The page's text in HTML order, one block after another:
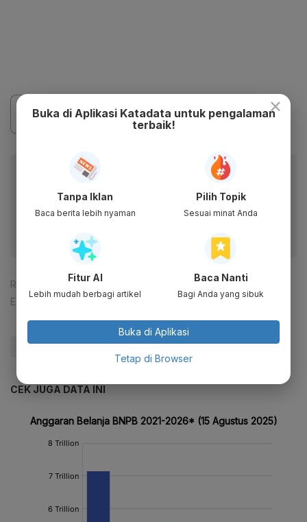
Baca artikel ini lewat aplikasi mobile.
Dapatkan pengalaman membaca lebih nyaman dan nikmati
fitur menarik lainnya lewat aplikasi mobile Katadata.
Reporter:
Muhamad Fajar Riyandanu
Editor:
Ira Guslina Sufa
#Prabowo #Demo #Update Me
CEK JUGA DATA INI
×
Buka di Aplikasi Katadata untuk pengalaman
terbaik!
Tanpa Iklan
Baca berita lebih nyaman
Pilih Topik
Sesuai minat Anda
Fitur AI
Lebih mudah berbagi artikel
Baca Nanti
Bagi Anda yang sibuk
Buka di Aplikasi
Tetap di Browser